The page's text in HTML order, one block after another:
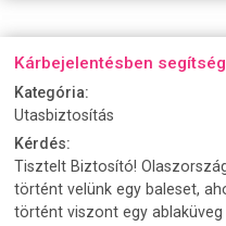
Kárbejelentésben
Kategória:
Utasbiztosítás
Kérdés:
Tisztelt Biztosító!
történt velünk egy baleset,
történt viszont egy